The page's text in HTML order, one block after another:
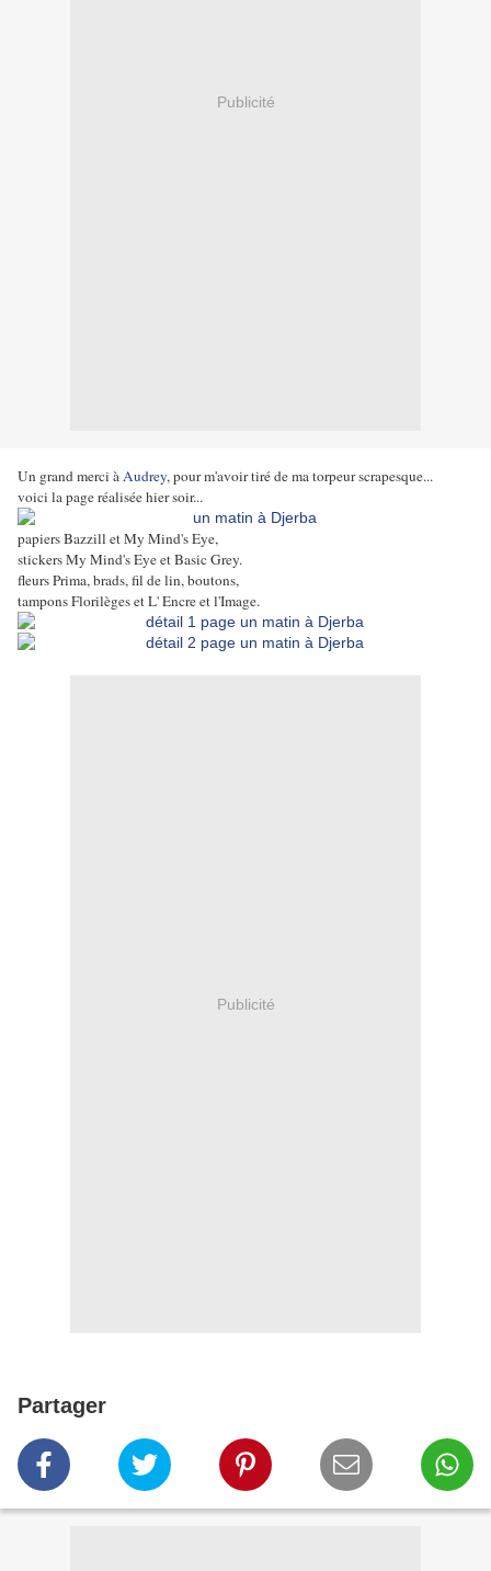
Publicité
Un grand merci àAudrey, pour m'avoir tiré de ma torpeur scrapesque...
voici la page réalisée hier soir...
papiers Bazzill et My Mind's Eye,
stickers My Mind's Eye et Basic Grey.
fleurs Prima, brads, fil de lin, boutons,
tampons Florilèges et L' Encre et l'Image.
Publicité
Partager